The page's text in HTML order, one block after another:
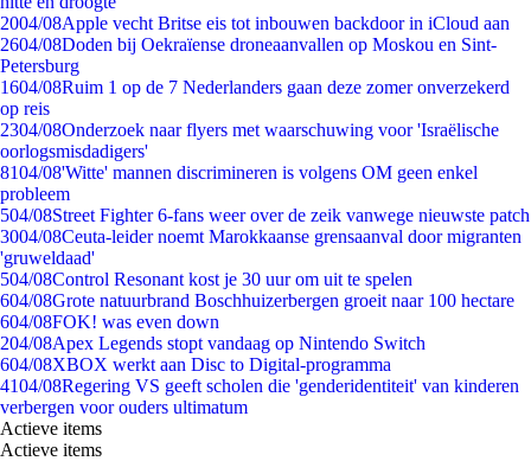
2004/08Apple vecht Britse eis tot inbouwen backdoor in iCloud aan
2604/08Doden bij Oekraïense droneaanvallen op Moskou en Sint-
Petersburg
1604/08Ruim 1 op de 7 Nederlanders gaan deze zomer onverzekerd
op reis
2304/08Onderzoek naar flyers met waarschuwing voor 'Israëlische
oorlogsmisdadigers'
8104/08'Witte' mannen discrimineren is volgens OM geen enkel
probleem
504/08Street Fighter 6-fans weer over de zeik vanwege nieuwste patch
3004/08Ceuta-leider noemt Marokkaanse grensaanval door migranten
'gruweldaad'
504/08Control Resonant kost je 30 uur om uit te spelen
604/08Grote natuurbrand Boschhuizerbergen groeit naar 100 hectare
604/08FOK! was even down
204/08Apex Legends stopt vandaag op Nintendo Switch
604/08XBOX werkt aan Disc to Digital-programma
4104/08Regering VS geeft scholen die 'genderidentiteit' van kinderen
verbergen voor ouders ultimatum
Actieve items
Actieve items